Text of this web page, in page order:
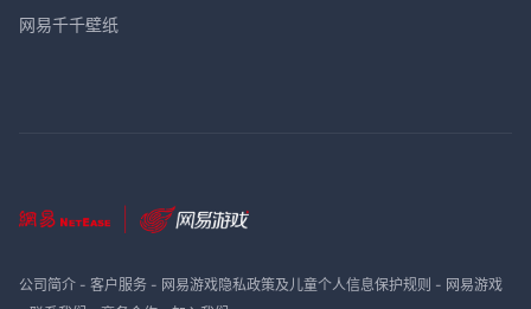
网易千千壁纸
公司简介- 客户服务- 网易游戏隐私政策及儿童个人信息保护规则 - 网易游戏